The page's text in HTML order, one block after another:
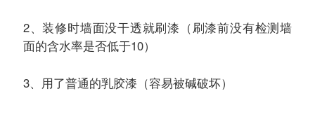
2、装修时墙面没干透就刷漆（刷漆前没有检测墙
面的含水率是否低于10）
3、用了普通的乳胶漆（容易被碱破坏）